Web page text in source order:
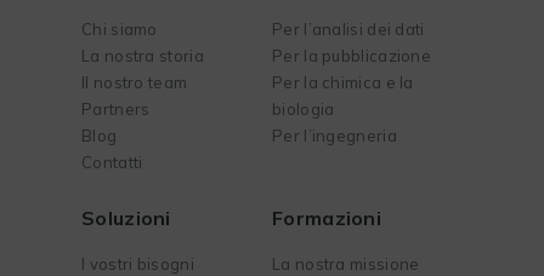
Chi siamo
La nostra storia
Il nostro team
Partners
Blog
Contatti
Per l’analisi dei dati
Per la pubblicazione
Per la chimica e la
biologia
Per l’ingegneria
Soluzioni
I vostri bisogni
Formazioni
La nostra missione